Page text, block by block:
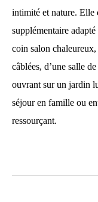
intimité et nature. Elle
supplémentaire
coin salon
câblées, d’une salle
ouvrant sur un jardin
séjour en famille ou
ressourçant.